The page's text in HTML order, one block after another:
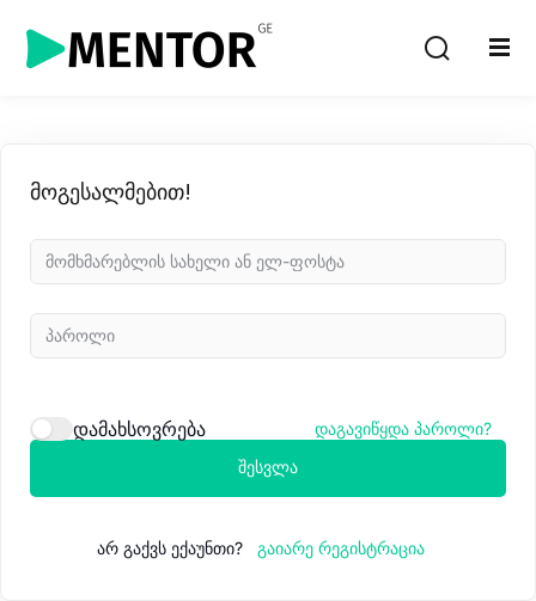
მოგესალმებით!
დამახსოვრება დაგავიწყდა პაროლი?
შესვლა
არ გაქვს ექაუნთი? გაიარე რეგისტრაცია
Sign in
Remember me